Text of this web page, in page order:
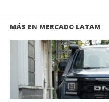
MÁS EN MERCADO LATAM